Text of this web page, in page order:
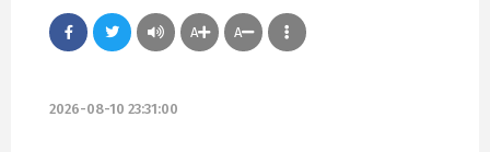
A A
2026-08-10 23:31:00